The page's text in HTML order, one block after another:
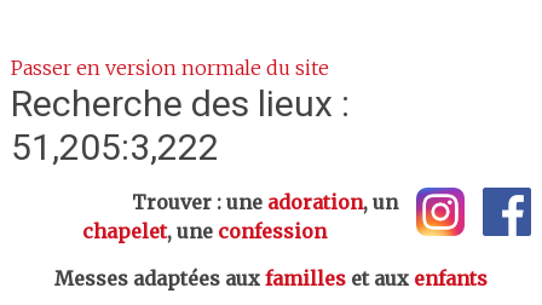
Passer en version normale du site
Recherche des lieux :
51,205:3,222
Trouver : une adoration, un
chapelet, une confession
Messes adaptées aux familleset aux enfants